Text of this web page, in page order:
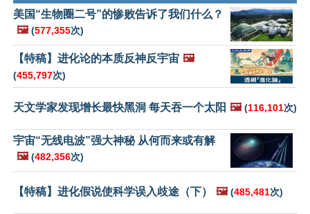
美国“生物圈二号”的惨败告诉了我们什么？
🖼️ (577,355次)
【特稿】进化论的本质反神反宇宙 🖼️
(455,797次)
天文学家发现增长最快黑洞 每天吞一个太阳 🖼️ (116,101次)
宇宙“无线电波”强大神秘 从何而来或有解
🖼️ (482,356次)
【特稿】进化假说使科学误入歧途（下） 🖼️ (485,481次)